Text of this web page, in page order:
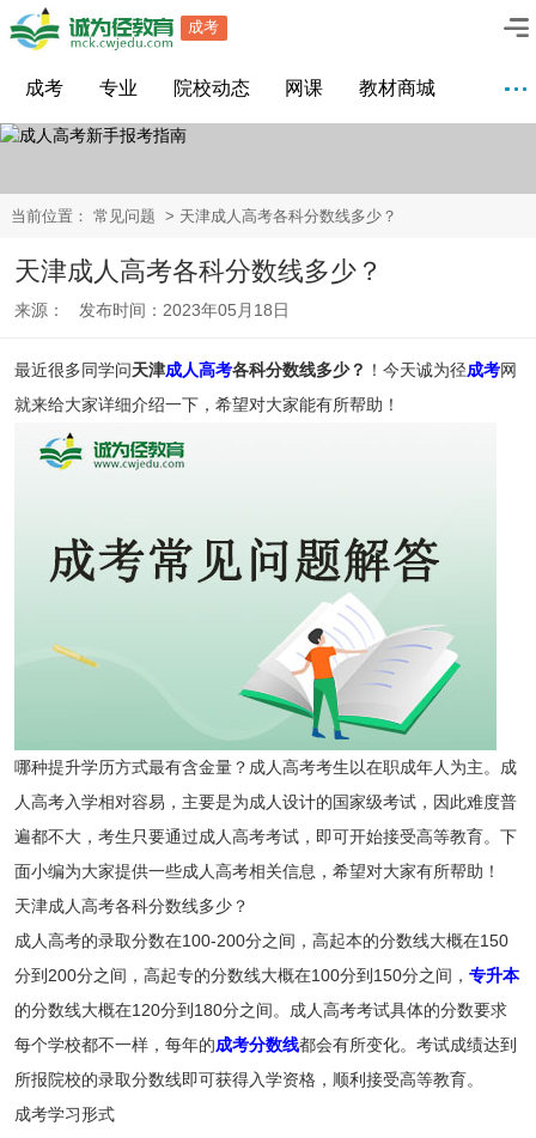
成考
成考 专业 院校动态 网课 教材商城
当前位置： 常见问题 > 天津成人高考各科分数线多少？
天津成人高考各科分数线多少？
来源： 发布时间：2023年05月18日
最近很多同学问天津成人高考各科分数线多少？ ！今天诚为径成考网
就来给大家详细介绍一下，希望对大家能有所帮助！
哪种提升学历方式最有含金量？成人高考考生以在职成年人为主。成
人高考入学相对容易，主要是为成人设计的国家级考试，因此难度普
遍都不大，考生只要通过成人高考考试，即可开始接受高等教育。下
面小编为大家提供一些成人高考相关信息，希望对大家有所帮助！
天津成人高考各科分数线多少？
成人高考的录取分数在100-200分之间，高起本的分数线大概在150
分到200分之间，高起专的分数线大概在100分到150分之间， 专升本
的分数线大概在120分到180分之间。成人高考考试具体的分数要求
每个学校都不一样，每年的成考分数线都会有所变化。考试成绩达到
所报院校的录取分数线即可获得入学资格，顺利接受高等教育。
成考学习形式